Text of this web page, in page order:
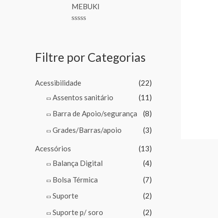
o
t
MEBUKI
d
t
o
f
Filtre por Categorias
Acessibilidade
(22)
Assentos sanitário
(11)
Barra de Apoio/segurança
(8)
Grades/Barras/apoio
(3)
Acessórios
(13)
Balança Digital
(4)
Bolsa Térmica
(7)
Suporte
(2)
Suporte p/ soro
(2)